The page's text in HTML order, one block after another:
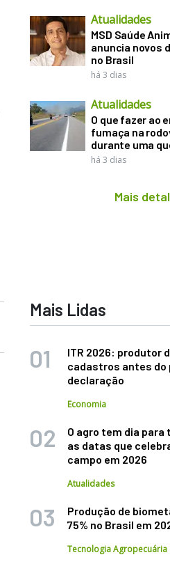
Atualidades
MSD Saúde
anuncia novos
no Brasil
há 3 dias
Atualidades
O que fazer ao
fumaça na
durante uma
há 3 dias
Mais
Mais Lidas
ITR 2026: produtor
cadastros antes do
declaração
Economia
O agro tem dia para
as datas que
campo em 2026
Atualidades
Produção de
75% no Brasil em
Tecnologia Agropecuária